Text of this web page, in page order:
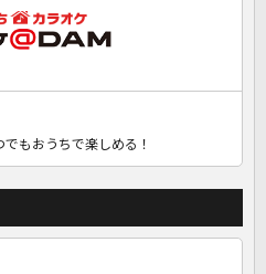
もおうちで楽しめる！